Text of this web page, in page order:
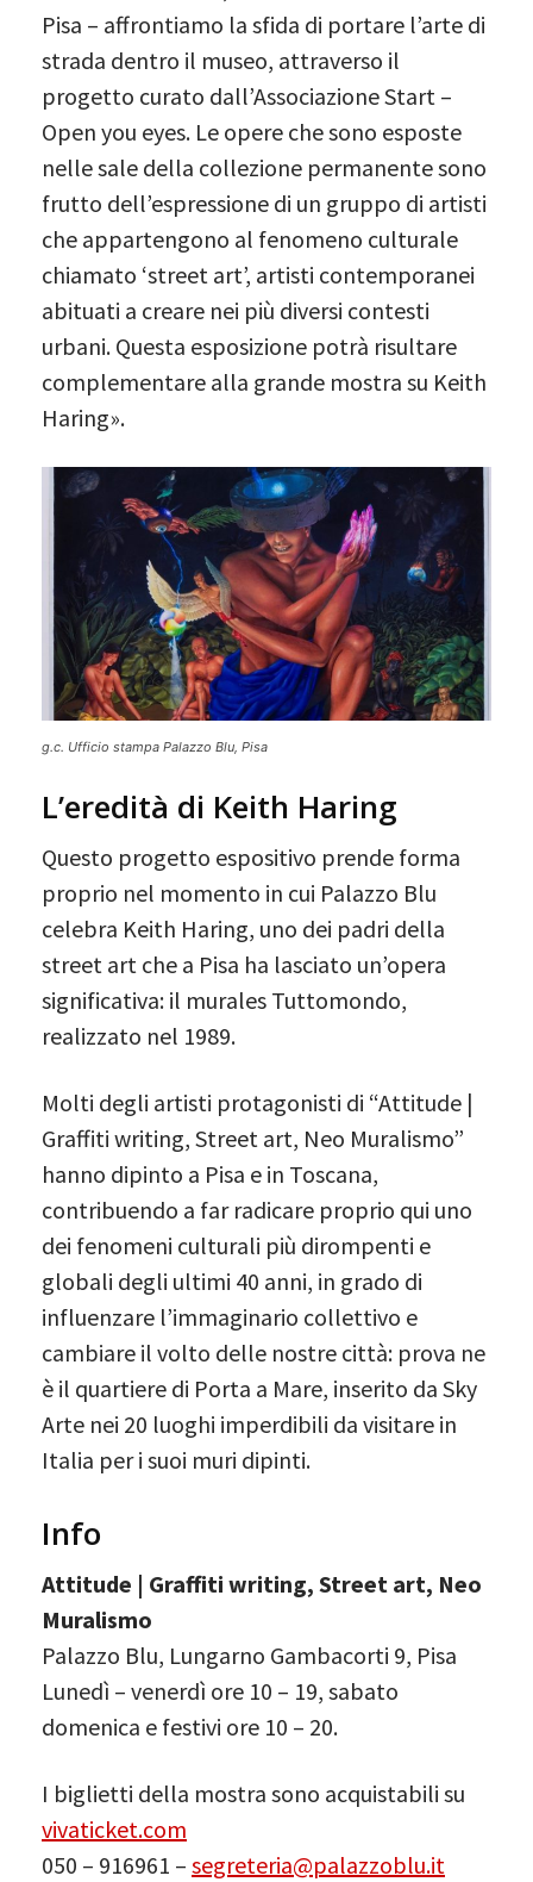
Pisa – affrontiamo la sfida di portare l’arte di
strada dentro il museo, attraverso il
progetto curato dall’Associazione Start –
Open you eyes. Le opere che sono esposte
nelle sale della collezione permanente sono
frutto dell’espressione di un gruppo di artisti
che appartengono al fenomeno culturale
chiamato ‘street art’, artisti contemporanei
abituati a creare nei più diversi contesti
urbani. Questa esposizione potrà risultare
complementare alla grande mostra su Keith
Haring».
g.c. Ufficio stampa Palazzo Blu, Pisa
L’eredità di Keith Haring
Questo progetto espositivo prende forma
proprio nel momento in cui Palazzo Blu
celebra Keith Haring, uno dei padri della
street art che a Pisa ha lasciato un’opera
significativa: il murales Tuttomondo,
realizzato nel 1989.
Molti degli artisti protagonisti di “Attitude |
Graffiti writing, Street art, Neo Muralismo”
hanno dipinto a Pisa e in Toscana,
contribuendo a far radicare proprio qui uno
dei fenomeni culturali più dirompenti e
globali degli ultimi 40 anni, in grado di
influenzare l’immaginario collettivo e
cambiare il volto delle nostre città: prova ne
è il quartiere di Porta a Mare, inserito da Sky
Arte nei 20 luoghi imperdibili da visitare in
Italia per i suoi muri dipinti.
Info
Attitude | Graffiti writing, Street art, Neo
Muralismo
Palazzo Blu, Lungarno Gambacorti 9, Pisa
Lunedì – venerdì ore 10 – 19, sabato
domenica e festivi ore 10 – 20.
I biglietti della mostra sono acquistabili su
vivaticket.com
050 – 916961 – segreteria@palazzoblu.it